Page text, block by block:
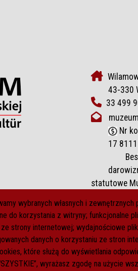
wybranych własnych i zewnętrznych
do korzystania z witryny; funkcjonalne
strony internetowej; wydajnościowe
danych o korzystaniu ze stron
które służą do wyświetlania
wyrażasz zgodę na użycie
43-330
33 499
Nr
17
statutowe